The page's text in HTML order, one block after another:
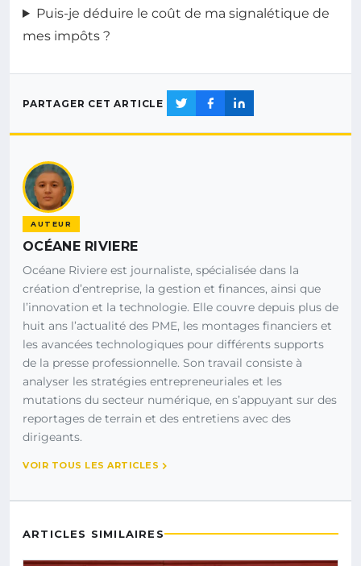
Puis-je déduire le coût de ma signalétique de
mes impôts ?
PARTAGER CET ARTICLE
AUTEUR
OCÉANE RIVIERE
Océane Riviere est journaliste, spécialisée dans la
création d’entreprise, la gestion et finances, ainsi que
l’innovation et la technologie. Elle couvre depuis plus de
huit ans l’actualité des PME, les montages financiers et
les avancées technologiques pour différents supports
de la presse professionnelle. Son travail consiste à
analyser les stratégies entrepreneuriales et les
mutations du secteur numérique, en s’appuyant sur des
reportages de terrain et des entretiens avec des
dirigeants.
VOIR TOUS LES ARTICLES
ARTICLES SIMILAIRES